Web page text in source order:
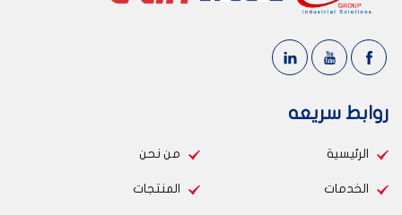
روابط سريعه
الرئيسية من نحن
الخدمات المنتجات